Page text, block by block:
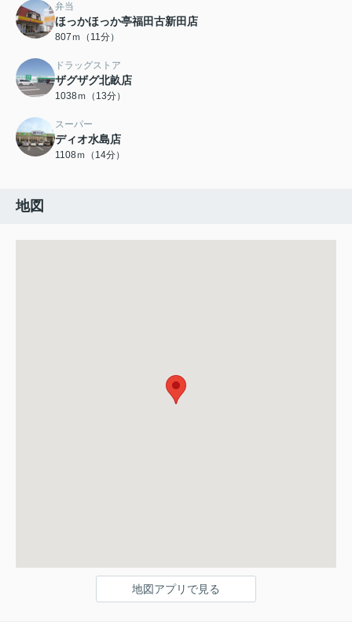
弁当
ほっかほっか亭福田古新田店
807ｍ（11分）
ドラッグストア
ザグザグ北畝店
1038ｍ（13分）
スーパー
ディオ水島店
1108ｍ（14分）
地図
地図アプリで見る